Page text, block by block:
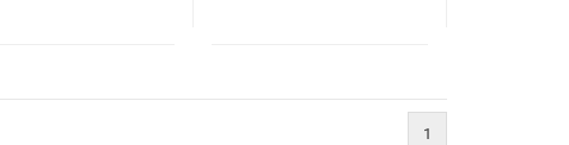
1